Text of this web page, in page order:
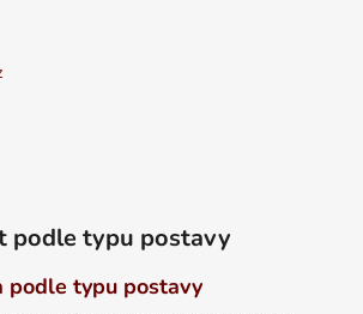
podle typu postavy
podle typu postavy